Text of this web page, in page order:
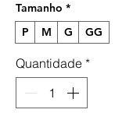
Tamanho *
P
M G GG
Quantidade *